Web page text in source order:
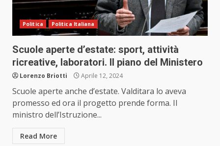
Politica Politica Italiana
Scuole aperte d’estate: sport, attività
ricreative, laboratori. Il piano del Ministero
Lorenzo Briotti Aprile 12, 2024
Scuole aperte anche d’estate. Valditara lo aveva
promesso ed ora il progetto prende forma. Il
ministro dell’Istruzione...
Read More